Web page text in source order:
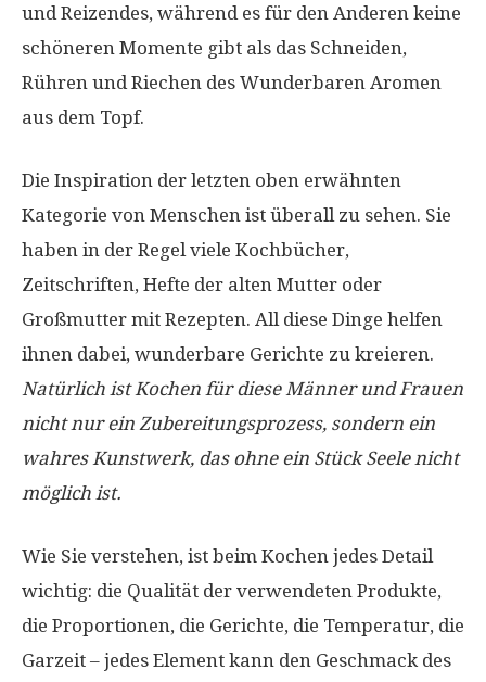
und Reizendes, während es für den Anderen keine
schöneren Momente gibt als das Schneiden,
Rühren und Riechen des Wunderbaren Aromen
aus dem Topf.
Die Inspiration der letzten oben erwähnten
Kategorie von Menschen ist überall zu sehen. Sie
haben in der Regel viele Kochbücher,
Zeitschriften, Hefte der alten Mutter oder
Großmutter mit Rezepten. All diese Dinge helfen
ihnen dabei, wunderbare Gerichte zu kreieren.
Natürlich ist Kochen für diese Männer und Frauen
nicht nur ein Zubereitungsprozess, sondern ein
wahres Kunstwerk, das ohne ein Stück Seele nicht
möglich ist.
Wie Sie verstehen, ist beim Kochen jedes Detail
wichtig: die Qualität der verwendeten Produkte,
die Proportionen, die Gerichte, die Temperatur, die
Garzeit – jedes Element kann den Geschmack des